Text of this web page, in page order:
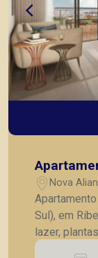
Nova
Sul), em
lazer, plantas a
lavabo; -